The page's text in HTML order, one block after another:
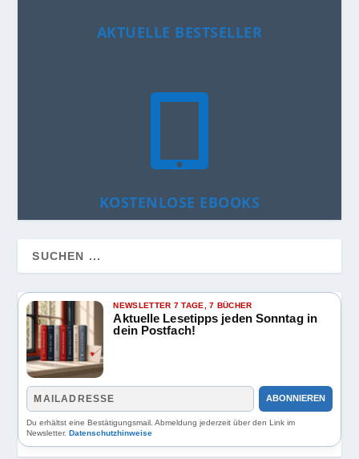
AKTUELLE BESTSELLER
KOSTENLOSE EBOOKS
NEWSLETTER 7 TAGE, 7 BÜCHER
Aktuelle Lesetipps jeden Sonntag in
dein Postfach!
ABONNIEREN
Du erhältst eine Bestätigungsmail. Abmeldung jederzeit über den Link im
Newsletter.Datenschutzhinweise